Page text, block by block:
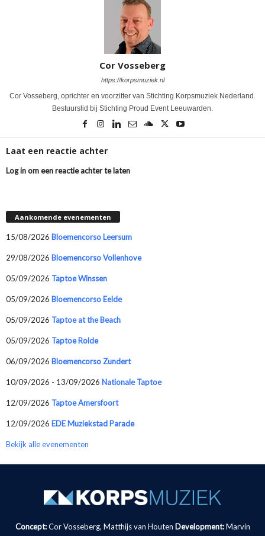
Cor Vosseberg
https://korpsmuziek.nl
Cor Vosseberg, oprichter en voorzitter van Stichting Korpsmuziek Nederland.
Bestuurslid bij Stichting Proud Event Leeuwarden.
Laat een reactie achter
Log in om een reactie achter te laten
Aankomende evenementen
15/08/2026 Bloemencorso Leersum
29/08/2026 Bloemencorso Vollenhove
05/09/2026 Taptoe Winssen
05/09/2026 Bloemencorso Eelde
05/09/2026 Taptoe at the Beach
05/09/2026 Taptoe Rolde
06/09/2026 Bloemencorso Zundert
10/09/2026 - 13/09/2026 Nationale Taptoe
12/09/2026 Taptoe Amersfoort
12/09/2026 EDE Muziekstad Parade
Bekijk alle evenementen
Concept:Cor Vosseberg, Matthijs van Houten Development: Marvin